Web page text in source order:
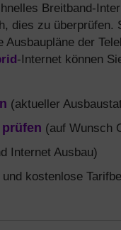
Breitband-
dies zu überprüfen.
der
-Internet können
(aktueller
(auf Wunsch
Internet Ausbau)
kostenlose